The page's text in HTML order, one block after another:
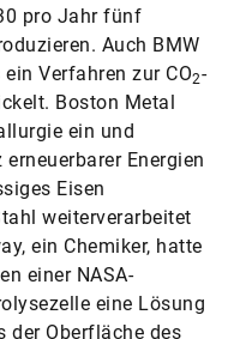
pro Jahr fünf
Auch BMW
Verfahren zur CO2-
Boston Metal
ein und
Energien
Eisen
weiterverarbeitet
ein Chemiker, hatte
einer NASA-
eine Lösung
der Ober­fläche des